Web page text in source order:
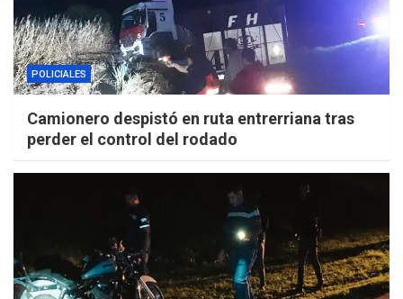
POLICIALES
Camionero despistó en ruta entrerriana tras
perder el control del rodado